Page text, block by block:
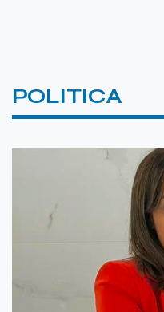
POLITICA